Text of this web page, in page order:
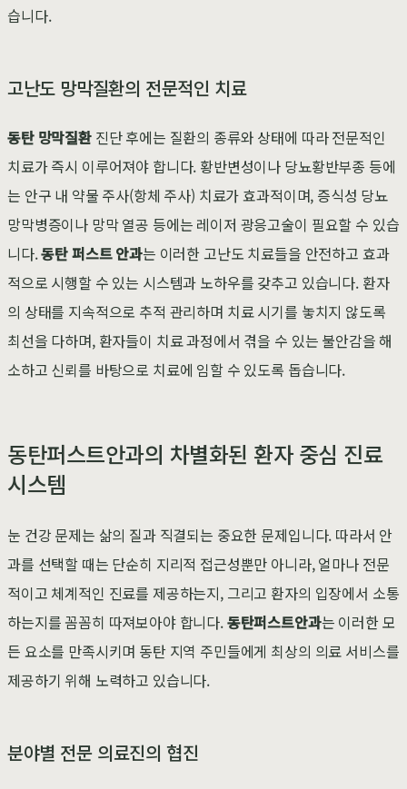
습니다.
고난도 망막질환의 전문적인 치료
동탄 망막질환진단 후에는 질환의 종류와 상태에 따라 전문적인
치료가 즉시 이루어져야 합니다. 황반변성이나 당뇨황반부종 등에
는 안구 내 약물 주사(항체 주사) 치료가 효과적이며, 증식성 당뇨
망막병증이나 망막 열공 등에는 레이저 광응고술이 필요할 수 있습
니다.동탄 퍼스트 안과는 이러한 고난도 치료들을 안전하고 효과
적으로 시행할 수 있는 시스템과 노하우를 갖추고 있습니다. 환자
의 상태를 지속적으로 추적 관리하며 치료 시기를 놓치지 않도록
최선을 다하며, 환자들이 치료 과정에서 겪을 수 있는 불안감을 해
소하고 신뢰를 바탕으로 치료에 임할 수 있도록 돕습니다.
동탄퍼스트안과의 차별화된 환자 중심 진료
시스템
눈 건강 문제는 삶의 질과 직결되는 중요한 문제입니다. 따라서 안
과를 선택할 때는 단순히 지리적 접근성뿐만 아니라, 얼마나 전문
적이고 체계적인 진료를 제공하는지, 그리고 환자의 입장에서 소통
하는지를 꼼꼼히 따져보아야 합니다.동탄퍼스트안과는 이러한 모
든 요소를 만족시키며 동탄 지역 주민들에게 최상의 의료 서비스를
제공하기 위해 노력하고 있습니다.
분야별 전문 의료진의 협진